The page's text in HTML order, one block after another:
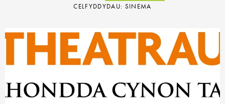
CELFYDDYDAU: SINEMA